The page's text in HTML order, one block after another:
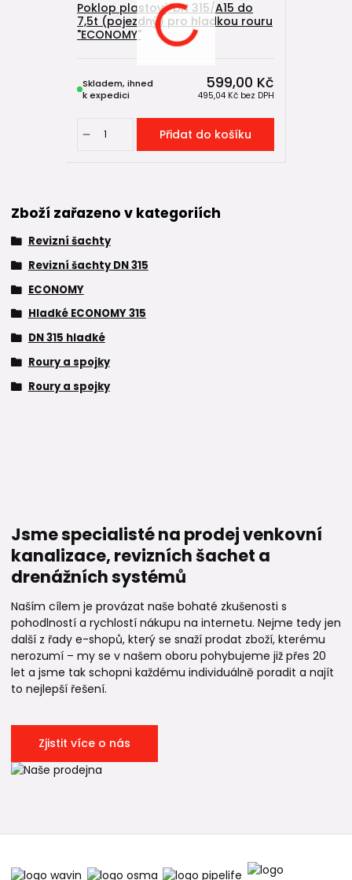
Poklop plastový DN 315/A15 do
7,5t (pojezdný) pro hladkou rouru
"ECONOMY"
599,00 Kč
495,04 Kč bez DPH
Skladem, ihned
k expedici
Přidat do košíku
Zboží zařazeno v kategoriích
Revizní šachty
Revizní šachty DN 315
ECONOMY
Hladké ECONOMY 315
DN 315 hladké
Roury a spojky
Roury a spojky
Jsme specialisté na prodej venkovní
kanalizace, revizních šachet a
drenážních systémů
Naším cílem je provázat naše bohaté zkušenosti s
pohodlností a rychlostí nákupu na internetu. Nejme tedy jen
další z řady e-shopů, který se snaží prodat zboží, kterému
nerozumí – my se v našem oboru pohybujeme již přes 20
let a jsme tak schopni každému individuálně poradit a najít
to nejlepší řešení.
Zjistit více o nás